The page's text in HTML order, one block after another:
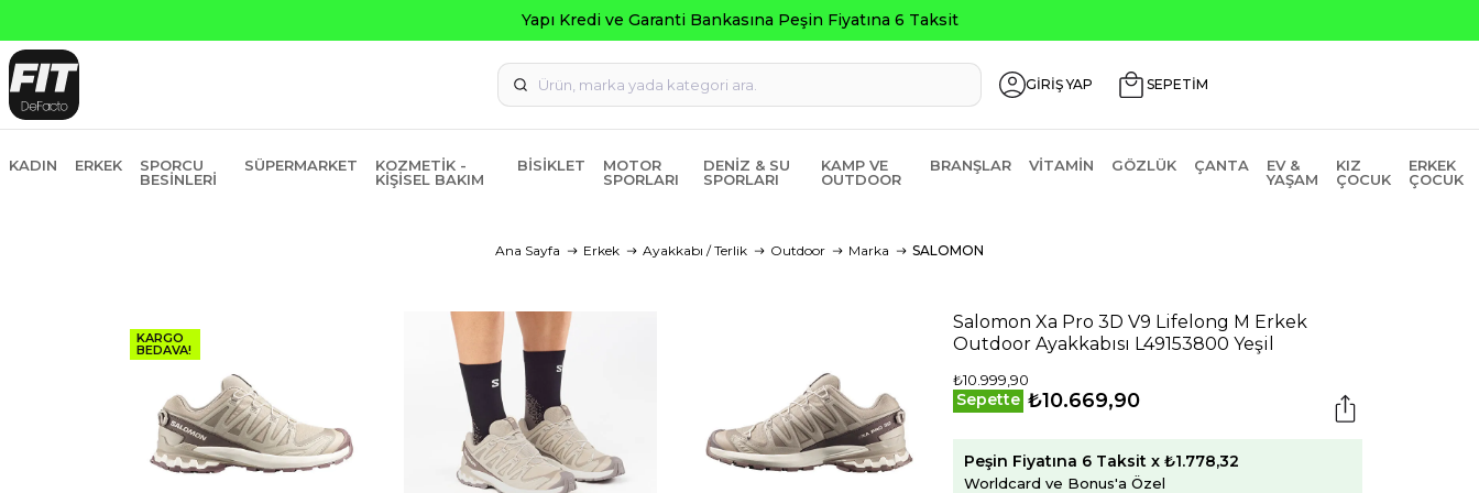
Yapı Kredi ve Garanti Bankasına Peşin Fiyatına 6 Taksit
GİRİŞ YAP SEPETİM
KADIN ERKEK
SPORCU
BESINLERI
SÜPERMARKET
KOZMETIK -
KIŞISEL BAKIM
BISIKLET
MOTOR
SPORLARI
DENIZ & SU
SPORLARI
KAMP VE
OUTDOOR
BRANŞLAR VITAMIN GÖZLÜK ÇANTA
EV &
YAŞAM
KIZ
ÇOCUK
ERKEK
ÇOCUK
Ana Sayfa Erkek Ayakkabı / Terlik Outdoor Marka SALOMON
KARGO
BEDAVA!
Salomon Xa Pro 3D V9 Lifelong M Erkek
Outdoor Ayakkabısı L49153800 Yeşil
₺10.999,90
Sepette ₺10.669,90
Peşin Fiyatına 6 Taksit x ₺1.778,32
Worldcard ve Bonus'a Özel